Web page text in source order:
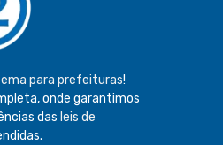
para prefeituras!
onde garantimos
das leis de